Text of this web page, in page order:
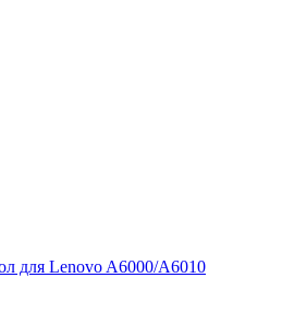
для Lenovo A6000/A6010